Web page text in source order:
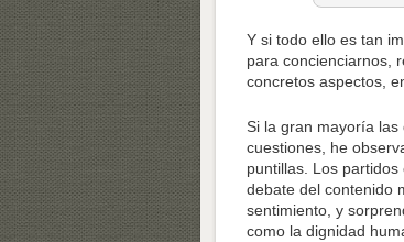
Y si todo ello es tan
para concienciarnos,
concretos aspectos,
Si la gran mayoría
cuestiones, he
puntillas. Los
debate del contenido
sentimiento, y
como la dignidad